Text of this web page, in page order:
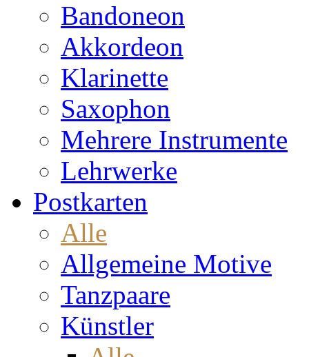
Bandoneon
Akkordeon
Klarinette
Saxophon
Mehrere Instrumente
Lehrwerke
Postkarten
Alle
Allgemeine Motive
Tanzpaare
Künstler